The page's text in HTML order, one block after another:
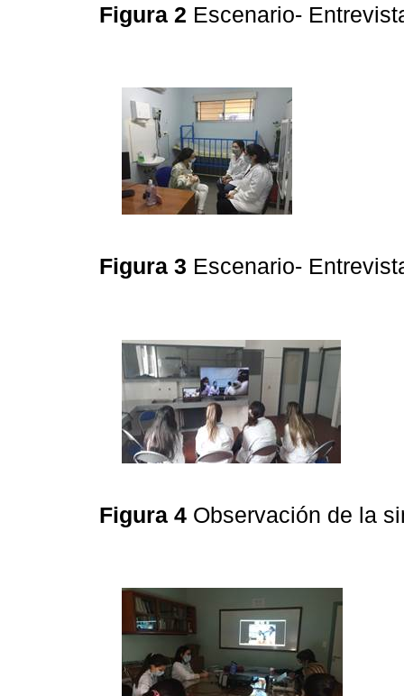
Figura 2 Escenario-
Figura 3 Escenario-
Figura 4 Observación de la